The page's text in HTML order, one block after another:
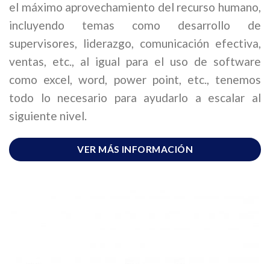
el máximo aprovechamiento del recurso humano,
incluyendo temas como desarrollo de
supervisores, liderazgo, comunicación efectiva,
ventas, etc., al igual para el uso de software
como excel, word, power point, etc., tenemos
todo lo necesario para ayudarlo a escalar al
siguiente nivel.
VER MÁS INFORMACIÓN